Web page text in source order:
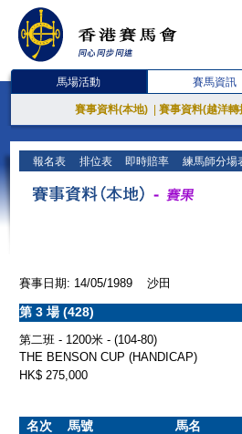
馬場活動 賽馬資訊
賽事資料(本地) 賽事資料(越洋轉
報名表 排位表 即時賠率 練馬師分場
賽事日期: 14/05/1989 沙田
第 3 場 (428)
第二班 - 1200米 - (104-80)
THE BENSON CUP (HANDICAP)
HK$ 275,000
名次 馬號 馬名